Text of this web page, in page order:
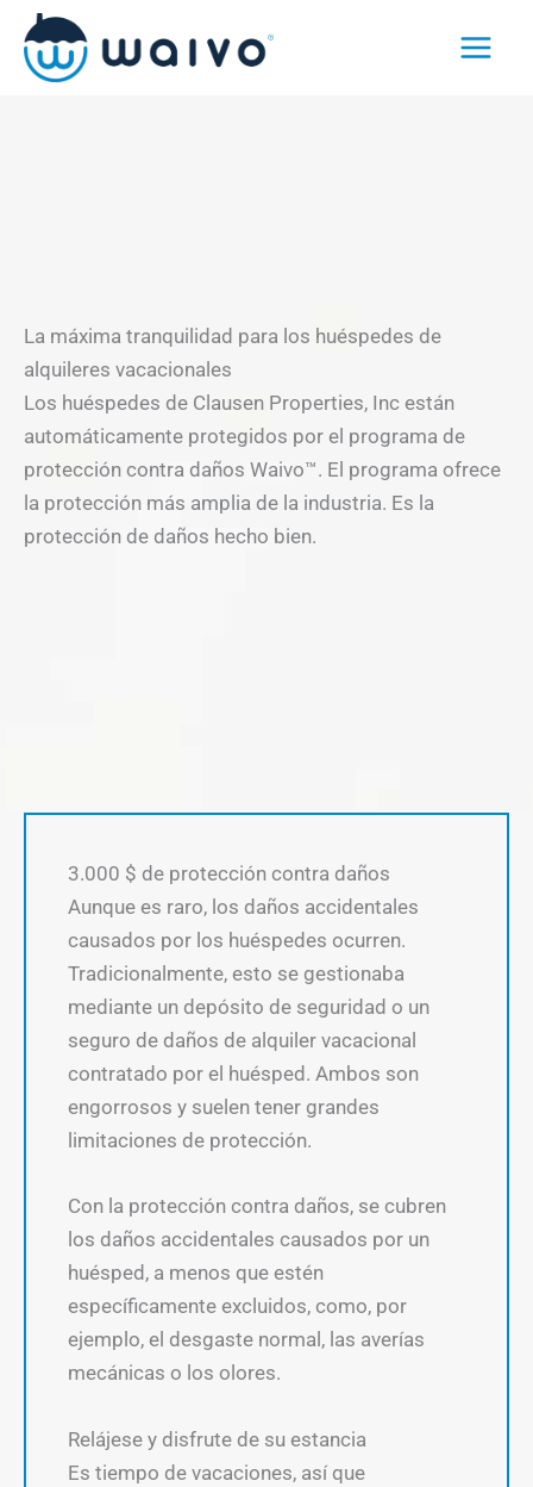
contenido
La máxima tranquilidad para los huéspedes de
alquileres vacacionales
Los huéspedes de Clausen Properties, Inc están
automáticamente protegidos por el programa de
protección contra daños Waivo™. El programa ofrece
la protección más amplia de la industria. Es la
protección de daños hecho bien.
3.000 $ de protección contra daños
Aunque es raro, los daños accidentales
causados por los huéspedes ocurren.
Tradicionalmente, esto se gestionaba
mediante un depósito de seguridad o un
seguro de daños de alquiler vacacional
contratado por el huésped. Ambos son
engorrosos y suelen tener grandes
limitaciones de protección.
Con la protección contra daños, se cubren
los daños accidentales causados por un
huésped, a menos que estén
específicamente excluidos, como, por
ejemplo, el desgaste normal, las averías
mecánicas o los olores.
Relájese y disfrute de su estancia
Es tiempo de vacaciones, así que